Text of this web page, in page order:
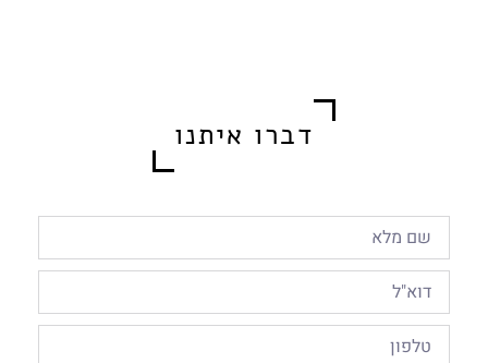
דברו איתנו